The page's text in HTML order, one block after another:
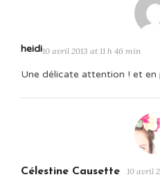
heidi10 avril 2013 at 11 h 46 min
Une délicate attention ! et en
Célestine Causette 10 avril